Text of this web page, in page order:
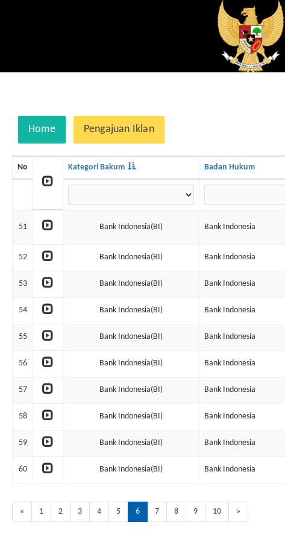
Home Pengajuan Iklan
No
Kategori Bakum Badan Hukum
51 Bank Indonesia(BI) Bank Indonesia
52 Bank Indonesia(BI) Bank Indonesia
53 Bank Indonesia(BI) Bank Indonesia
54 Bank Indonesia(BI) Bank Indonesia
55 Bank Indonesia(BI) Bank Indonesia
56 Bank Indonesia(BI) Bank Indonesia
57 Bank Indonesia(BI) Bank Indonesia
58 Bank Indonesia(BI) Bank Indonesia
59 Bank Indonesia(BI) Bank Indonesia
60 Bank Indonesia(BI) Bank Indonesia
« 1 2 3 4 5 6 7 8 9 10 »